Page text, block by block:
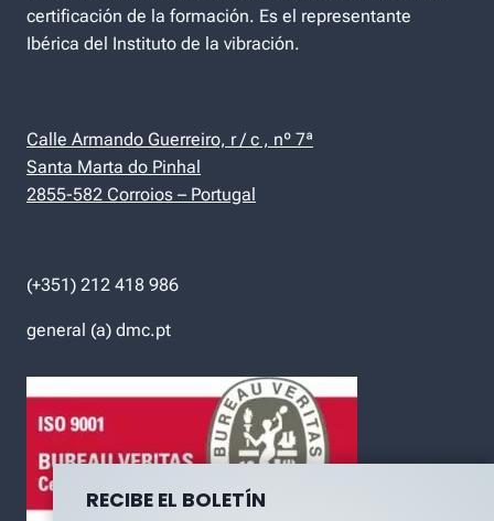
certificación de la formación. Es el representante
Ibérica del Instituto de la vibración.
Calle Armando Guerreiro, r / c , nº 7ª
Santa Marta do Pinhal
2855-582 Corroios – Portugal
(+351) 212 418 986
general (a) dmc.pt
RECIBE EL BOLETÍN